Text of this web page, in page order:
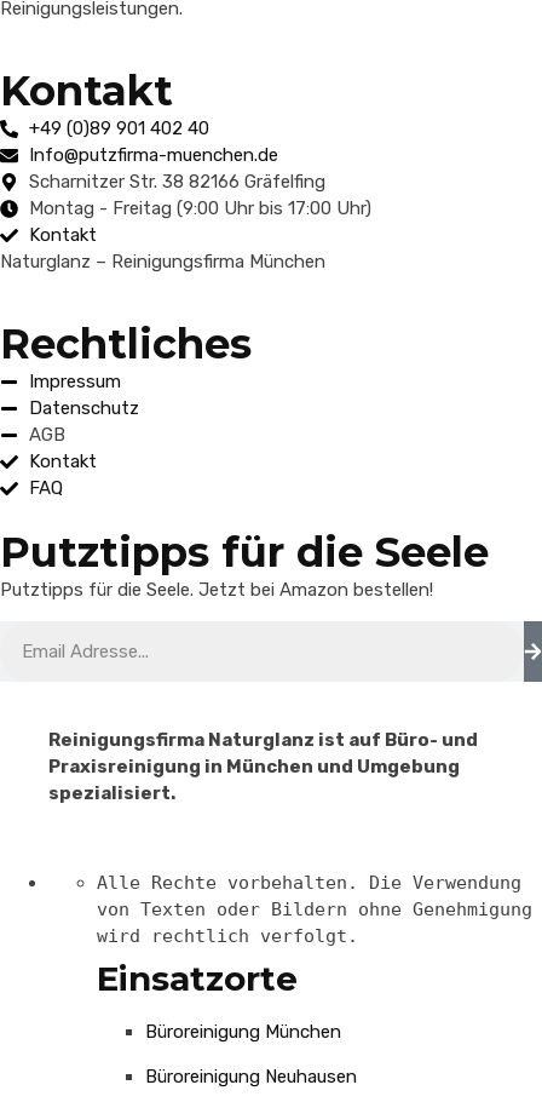
Reinigungsleistungen.
Kontakt
+49 (0)89 901 402 40
Info@putzfirma-muenchen.de
Scharnitzer Str. 38 82166 Gräfelfing
Montag - Freitag (9:00 Uhr bis 17:00 Uhr)
Kontakt
Naturglanz – Reinigungsfirma München
Rechtliches
Impressum
Datenschutz
AGB
Kontakt
FAQ
Putztipps für die Seele
Putztipps für die Seele. Jetzt bei Amazon bestellen!
Reinigungsfirma Naturglanz ist auf Büro- und
Praxisreinigung in München und Umgebung
spezialisiert.
Alle Rechte vorbehalten. Die Verwendung
von Texten oder Bildern ohne Genehmigung
wird rechtlich verfolgt.
Einsatzorte
Büroreinigung München
Büroreinigung Neuhausen